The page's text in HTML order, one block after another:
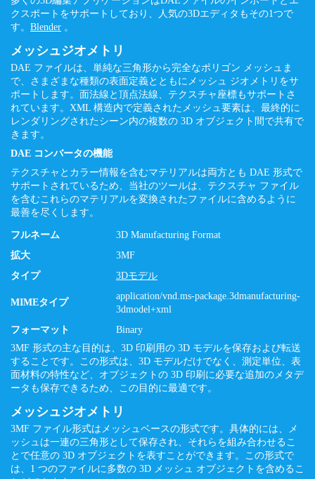
クスポートをサポートしており、人気の3Dエディタもその1つで
す。 Blender 。
メッシュジオメトリ
DAE ファイルは、単純な三角形から完全なポリゴン メッシュま
で、さまざまな種類の表面定義とともにメッシュ ジオメトリをサ
ポートします。面法線と頂点法線、テクスチャ座標もサポートさ
れています。XML 構造内で定義されたメッシュ要素は、最終的に
レンダリングされたシーン内の複数の 3D オブジェクト間で共有で
きます。
DAE コンバータの機能
テクスチャとカラー情報を含むマテリアルは両方とも DAE 形式で
サポートされているため、当社のツールは、テクスチャ ファイル
を含むこれらのマテリアルを変換されたファイルに含めるように
最善を尽くします。
フルネーム
3D Manufacturing Format
拡大
3MF
タイプ
3Dモデル
MIMEタイプ
application/vnd.ms-package.3dmanufacturing-
3dmodel+xml
フォーマット
Binary
3MF 形式の主な目的は、3D 印刷用の 3D モデルを保存および転送
することです。この形式は、3D モデルだけでなく、測定単位、表
面材料の特性など、オブジェクトの 3D 印刷に必要な追加のメタデ
ータも保存できるため、この目的に最適です。
メッシュジオメトリ
3MF ファイル形式はメッシュベースの形式です。具体的には、メ
ッシュは一連の三角形として保存され、それらを組み合わせるこ
とで任意の 3D オブジェクトを表すことができます。この形式で
は、1 つのファイルに多数の 3D メッシュ オブジェクトを含めるこ